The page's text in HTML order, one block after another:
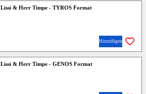
& Herr Timpe - TYROS Format
Hinzufügen
& Herr Timpe - GENOS Format